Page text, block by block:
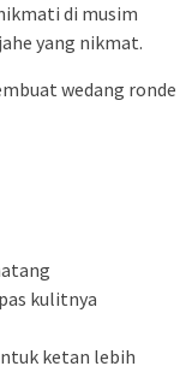
di musim
yang nikmat.
wedang ronde
kulitnya
ketan lebih